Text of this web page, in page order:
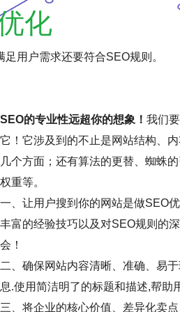
化
用户需求还要符合SEO规则。
SEO的专业性远超你的想象！ 我们
！它涉及到的不止是网站结构、
个方面；还有算法的更替、蜘蛛
重等。
一、让用户搜到你的网站是做SEO
富的经验技巧以及对SEO规则的
！
二、确保网站内容清晰、准确、易
.使用简洁明了的标题和描述,帮助
三、将企业的核心价值、差异化卖